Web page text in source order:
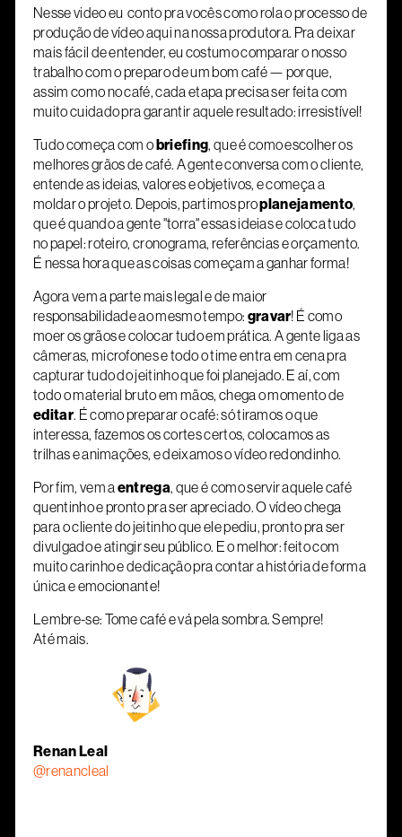
Nesse video eu conto pra vocês como rola o processo de
produção de vídeo aqui na nossa produtora. Pra deixar
mais fácil de entender, eu costumo comparar o nosso
trabalho com o preparo de um bom café — porque,
assim como no café, cada etapa precisa ser feita com
muito cuidado pra garantir aquele resultado: irresistível!
Tudo começa com obriefing, que é como escolher os
melhores grãos de café. A gente conversa com o cliente,
entende as ideias, valores e objetivos, e começa a
moldar o projeto. Depois, partimos proplanejamento,
que é quando a gente "torra" essas ideias e coloca tudo
no papel: roteiro, cronograma, referências e orçamento.
É nessa hora que as coisas começam a ganhar forma!
Agora vem a parte mais legal e de maior
responsabilidade ao mesmo tempo: gravar! É como
moer os grãos e colocar tudo em prática. A gente liga as
câmeras, microfones e todo o time entra em cena pra
capturar tudo do jeitinho que foi planejado. E aí, com
todo o material bruto em mãos, chega o momento de
editar. É como preparar o café: só tiramos o que
interessa, fazemos os cortes certos, colocamos as
trilhas e animações, e deixamos o vídeo redondinho.
Por fim, vem aentrega, que é como servir aquele café
quentinho e pronto pra ser apreciado. O vídeo chega
para o cliente do jeitinho que ele pediu, pronto pra ser
divulgado e atingir seu público. E o melhor: feito com
muito carinho e dedicação pra contar a história de forma
única e emocionante!
Lembre-se: Tome café e vá pela sombra. Sempre!
Até mais.
Renan Leal
@renancleal